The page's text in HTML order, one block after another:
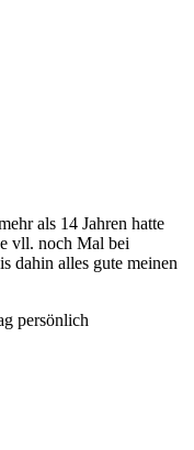
als 14 Jahren hatte
vll. noch Mal bei
dahin alles gute meinen
persönlich